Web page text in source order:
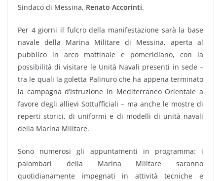
Sindaco di Messina, Renato Accorinti.
Per 4 giorni il fulcro della manifestazione sarà la base
navale della Marina Militare di Messina, aperta al
pubblico in arco mattinale e pomeridiano, con la
possibilità di visitare le Unità Navali presenti in sede –
tra le quali la goletta Palinuro che ha appena terminato
la campagna d’Istruzione in Mediterraneo Orientale a
favore degli allievi Sottufficiali – ma anche le mostre di
reperti storici, di uniformi e di modelli di unità navali
della Marina Militare.
Sono numerosi gli appuntamenti in programma: i
palombari della Marina Militare saranno
quotidianamente impegnati in attività tecniche e